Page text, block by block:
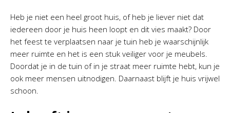
Heb je niet een heel groot huis, of heb je liever niet dat
iedereen door je huis heen loopt en dit vies maakt? Door
het feest te verplaatsen naar je tuin heb je waarschijnlijk
meer ruimte en het is een stuk veiliger voor je meubels.
Doordat je in de tuin of in je straat meer ruimte hebt, kun je
ook meer mensen uitnodigen. Daarnaast blijft je huis vrijwel
schoon.